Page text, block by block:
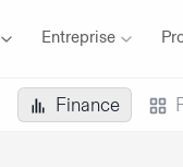
Entreprise
Finance